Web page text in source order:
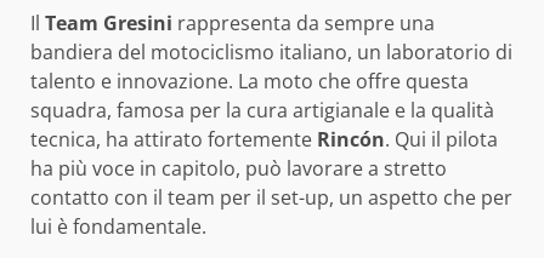
Il Team Gresini rappresenta da sempre una
bandiera del motociclismo italiano, un laboratorio di
talento e innovazione. La moto che offre questa
squadra, famosa per la cura artigianale e la qualità
tecnica, ha attirato fortemente Rincón. Qui il pilota
ha più voce in capitolo, può lavorare a stretto
contatto con il team per il set-up, un aspetto che per
lui è fondamentale.